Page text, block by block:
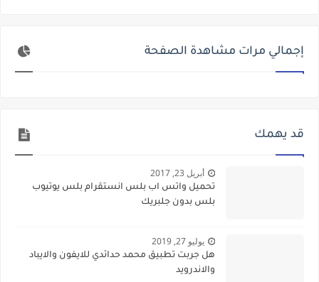
إجمالي مرات مشاهدة الصفحة
قد يهمك
أبريل 23, 2017
تحميل واتس اب بلس انستقرام بلس يوتيوب
بلس بدون جلبريك
يوليو 27, 2019
هل جربت تطبيق محمد حدائدي للايفون والايباد
والاندرويد